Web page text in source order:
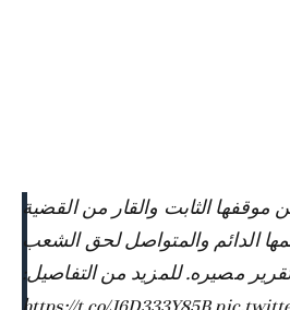
موقفها الثابت والقار من القضية
الدائم والمتواصل لحق الشعب
مصيره. للمزيد من التفاصيل: